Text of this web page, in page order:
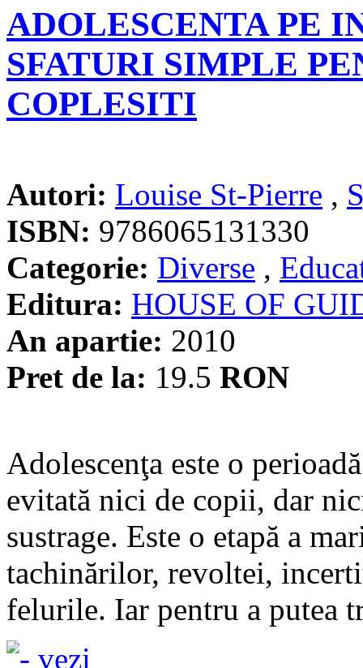
ADOLESCENTA PE
SFATURI SIMPLE
COPLESITI
Autori: Louise St-Pierre ,
ISBN: 9786065131330
Categorie: Diverse ,
Editura: HOUSE OF
An apartie: 2010
Pret de la: 19.5 RON
Adolescenţa este o
evitată nici de copii, dar
sustrage. Este o etapă a
tachinărilor, revoltei,
felurile. Iar pentru a putea